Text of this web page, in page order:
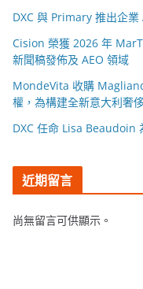
DXC 與 Primary 推出企
Cision 榮獲 2026 年
新聞稿發佈及 AEO 領域
MondeVita 收購
權，為構建全新意大利奢
DXC 任命 Lisa Beaudoin
近期留言
尚無留言可供顯示。